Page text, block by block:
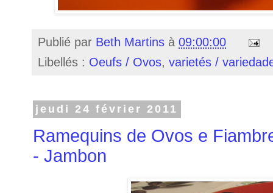
Publié par Beth Martins à 09:00:00
Libellés : Oeufs / Ovos, varietés /
jeudi 24 février 2011
Ramequins de Ovos e
- Jambon